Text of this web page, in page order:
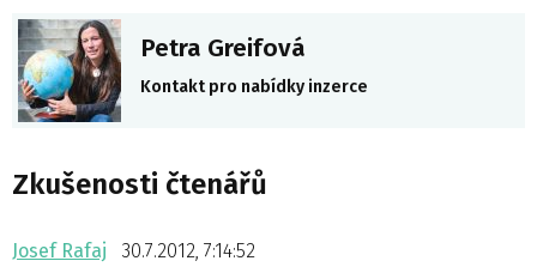
Petra Greifová
Kontakt pro nabídky inzerce
Zkušenosti čtenářů
Josef Rafaj
30.7.2012, 7:14:52